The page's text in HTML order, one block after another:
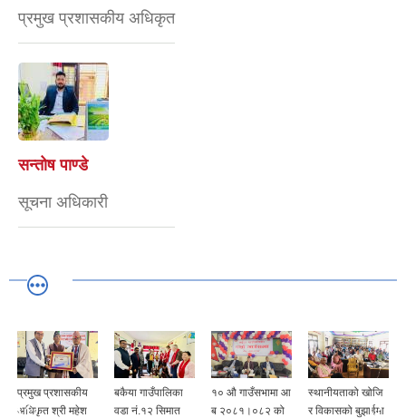
प्रमुख प्रशासकीय अधिकृत
सन्तोष पाण्डे
सूचना अधिकारी
प्रमुख प्रशासकीय
अधिकृत श्री महेश
बकैया गाउँपालिका
वडा नं.१२ सिमात
१० औ गाउँसभामा आ
ब २०८१।०८२ को
स्थानीयताको खोजि
र विकासको बुझाईमा